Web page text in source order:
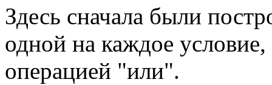
Здесь сначала были
одной на каждое
операцией "или".